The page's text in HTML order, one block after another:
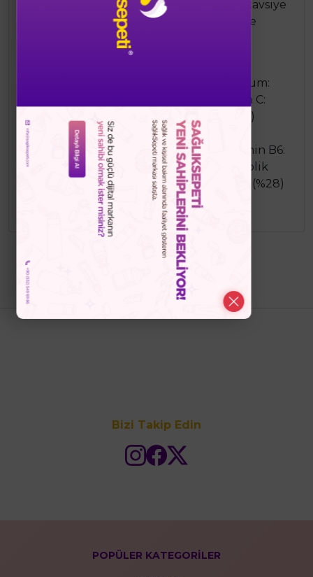
edilir, en iyi sonuç için 6 ay kullanılması tavsiye
edilmektedir. 11 yaş ve üzeri yetişkinlerde
günde 2 kez 1 çiğnenebilir form alınması
Kalsiyum:
164mg (%21) Çinko: 2,70mg (%27) Vitamin C:
20,0mg (%25) Vitamin E: 7,4mg a TE (%62)
Vitamin B5: 5.2mg (%87) Biotin: 5000ug
(%10000) Vitamin D2: 20ug (%400) Vitamin B6:
2mg (%143) Vitamin A: 630ug RE (%79) Folik
Asit: 442ug (%221) Kolin: 80ug İyot: 42ug (%28)
İnositol: 40ug Vitamin B12: 6ug (%240
Bizi Takip Edin
POPÜLER KATEGORİLER